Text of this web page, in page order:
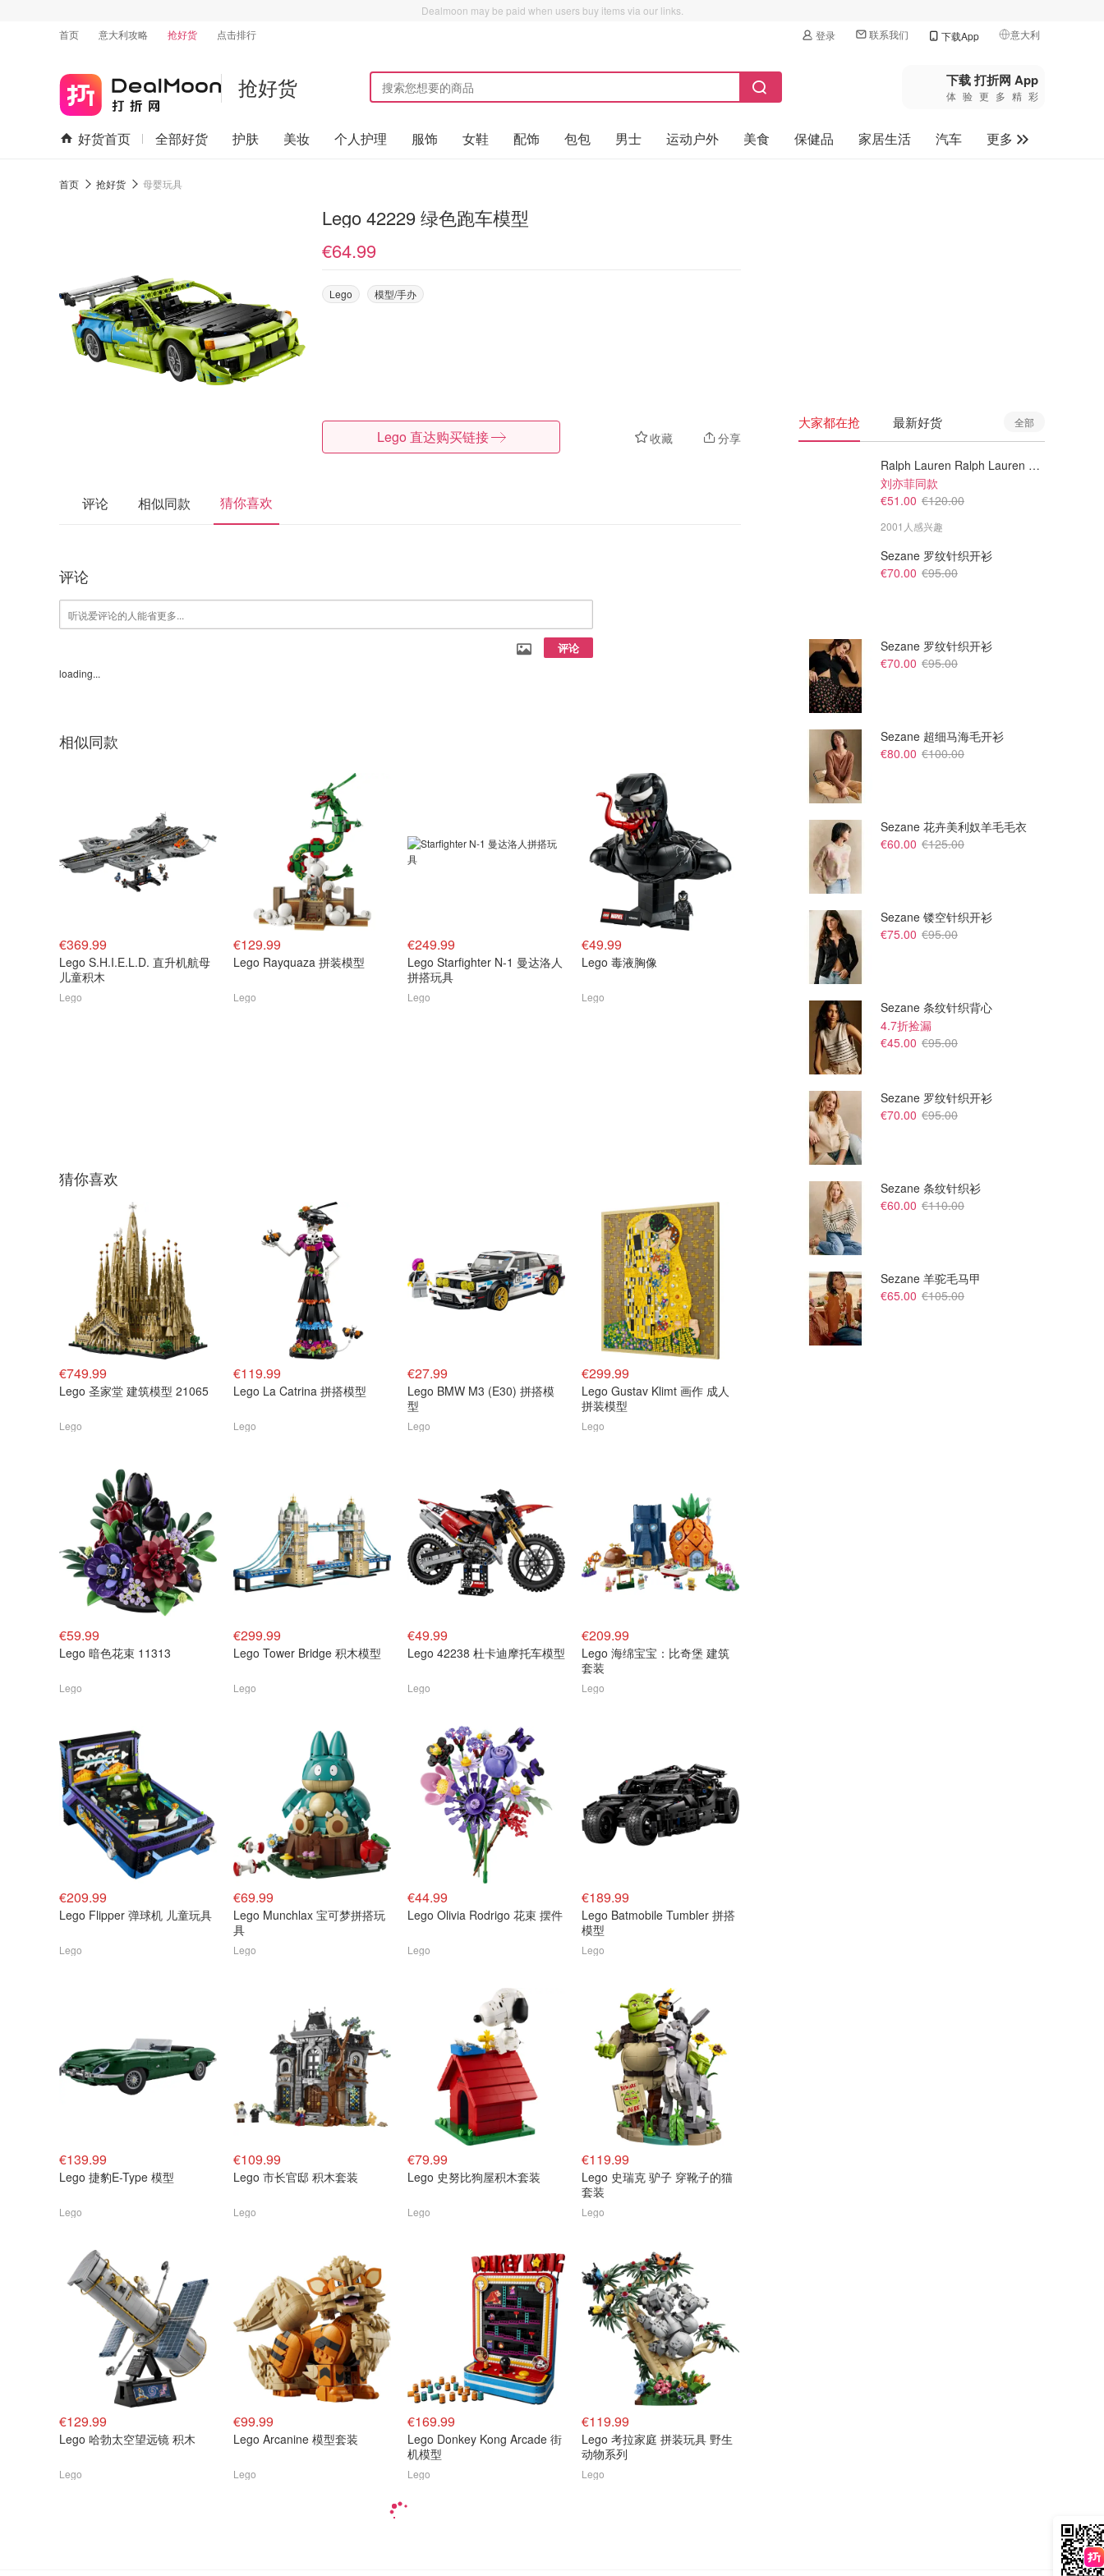
Dealmoon may be paid when users buy items via our links.
首页
意大利攻略 抢好货 点击排行 登录 联系我们 下载App 意大利
🇺🇸美国
🇨🇳中国
🇨🇦加拿大
抢好货 下载 打折网 App
体验更多精彩
好货首页 全部好货 护肤 美妆 个人护理 服饰 女鞋 配饰 包包 男士 运动户外 美食 保健品 家居生活 汽车
更多
首页 抢好货 母婴玩具
Lego 42229 绿色跑车模型
€64.99
Lego 模型/手办
收藏 分享
Lego 直达购买链接
评论 相似同款 猜你喜欢
评论
评论
loading...
相似同款
€369.99
Lego S.H.I.E.L.D. 直升机航母
儿童积木
Lego
€129.99
Lego Rayquaza 拼装模型
Lego
€249.99
Lego Starfighter N-1 曼达洛人
拼搭玩具
Lego
€49.99
Lego 毒液胸像
Lego
Lego Hypercar Koenigsegg
Sadair's Spear 超跑模型
€649.99
猜你喜欢
€749.99
Lego 圣家堂 建筑模型 21065
Lego
€119.99
Lego La Catrina 拼搭模型
Lego
€27.99
Lego BMW M3 (E30) 拼搭模
型
Lego
€299.99
Lego Gustav Klimt 画作 成人
拼装模型
Lego
€59.99
Lego 暗色花束 11313
Lego
€299.99
Lego Tower Bridge 积木模型
Lego
€49.99
Lego 42238 杜卡迪摩托车模型
Lego
€209.99
Lego 海绵宝宝：比奇堡 建筑
套装
Lego
€209.99
Lego Flipper 弹球机 儿童玩具
Lego
€69.99
Lego Munchlax 宝可梦拼搭玩
具
Lego
€44.99
Lego Olivia Rodrigo 花束 摆件
Lego
€189.99
Lego Batmobile Tumbler 拼搭
模型
Lego
€139.99
Lego 捷豹E-Type 模型
Lego
€109.99
Lego 市长官邸 积木套装
Lego
€79.99
Lego 史努比狗屋积木套装
Lego
€119.99
Lego 史瑞克 驴子 穿靴子的猫
套装
Lego
€129.99
Lego 哈勃太空望远镜 积木
Lego
€99.99
Lego Arcanine 模型套装
Lego
€169.99
Lego Donkey Kong Arcade 街
机模型
Lego
€119.99
Lego 考拉家庭 拼装玩具 野生
动物系列
Lego
大家都在抢 最新好货 全部
Ralph Lauren Ralph Lauren 男童亚麻衬衫
刘亦菲同款
€51.00 €120.00
2001人感兴趣
Sezane 罗纹针织开衫
€70.00 €95.00
Sezane 罗纹针织开衫
€70.00 €95.00
Sezane 超细马海毛开衫
€80.00 €100.00
Sezane 花卉美利奴羊毛毛衣
€60.00 €125.00
Sezane 镂空针织开衫
€75.00 €95.00
Sezane 条纹针织背心
4.7折捡漏
€45.00 €95.00
Sezane 罗纹针织开衫
€70.00 €95.00
Sezane 条纹针织衫
€60.00 €110.00
Sezane 羊驼毛马甲
€65.00 €105.00